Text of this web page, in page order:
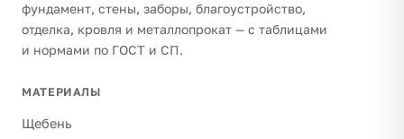
фундамент, стены, заборы, благоустройство,
отделка, кровля и металлопрокат — с таблицами
и нормами по ГОСТ и СП.
МАТЕРИАЛЫ
Щебень